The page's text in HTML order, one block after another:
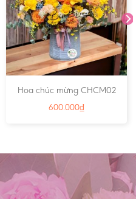
Hoa chúc mừng CHCM02
600.000₫